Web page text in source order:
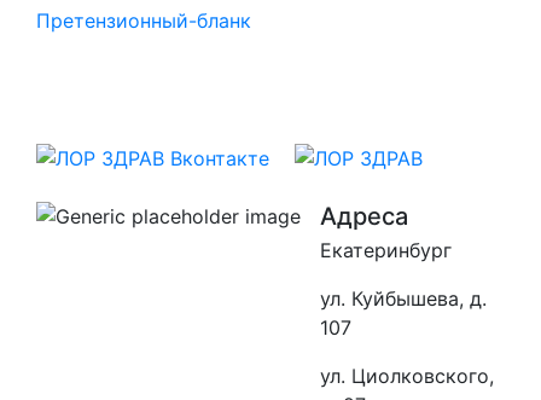
Претензионный-бланк
Адреса
Екатеринбург
ул. Куйбышева, д.
107
ул. Циолковского,